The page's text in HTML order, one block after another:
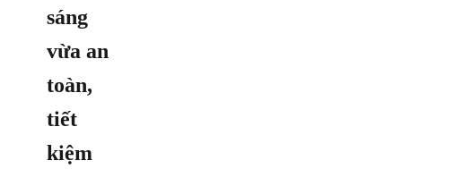
sáng
vừa an
toàn,
tiết
kiệm